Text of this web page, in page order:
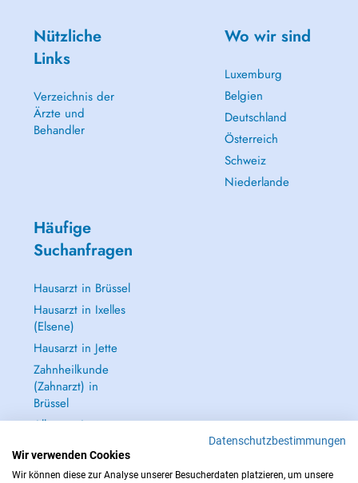
Nützliche
Links
Verzeichnis der
Ärzte und
Behandler
Wo wir sind
Luxemburg
Belgien
Deutschland
Österreich
Schweiz
Niederlande
Häufige
Suchanfragen
Hausarzt in Brüssel
Hausarzt in Ixelles
(Elsene)
Hausarzt in Jette
Zahnheilkunde
(Zahnarzt) in
Brüssel
Alle anzeigen →
Datenschutzbestimmungen
Wir verwenden Cookies
Wir können diese zur Analyse unserer Besucherdaten platzieren, um unsere